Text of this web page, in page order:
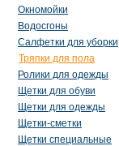
Окномойки
Водосгоны
Салфетки для уборки
Тряпки для пола
Ролики для одежды
Щетки для обуви
Щетки для одежды
Щетки-сметки
Щетки специальные